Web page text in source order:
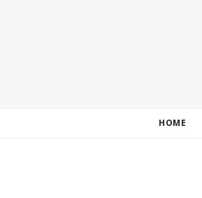
HOME